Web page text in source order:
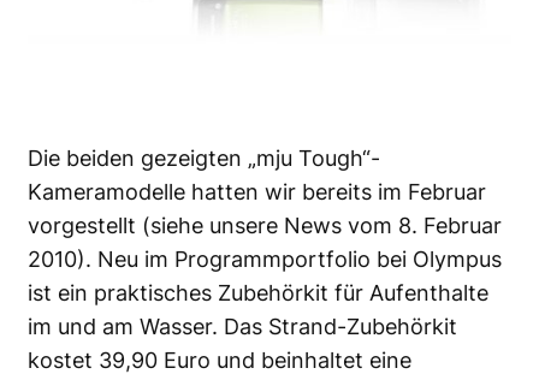
Die beiden gezeigten „mju Tough“-
Kameramodelle hatten wir bereits im Februar
vorgestellt (siehe unsere News vom 8. Februar
2010). Neu im Programmportfolio bei Olympus
ist ein praktisches Zubehörkit für Aufenthalte
im und am Wasser. Das Strand-Zubehörkit
kostet 39,90 Euro und beinhaltet eine